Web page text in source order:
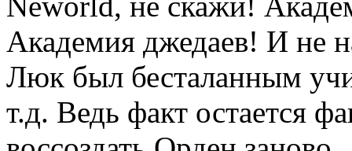
Академия джедаев! И не
Люк был бесталанным
т.д. Ведь факт остается